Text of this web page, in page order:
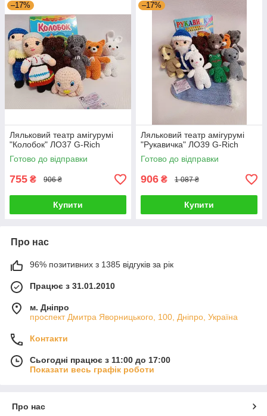
–17%
Ляльковий театр амігурумі
"Колобок" ЛО37 G-Rich
Готово до відправки
755 ₴ 906 ₴
Купити
–17%
Ляльковий театр амігурумі
"Рукавичка" ЛО39 G-Rich
Готово до відправки
906 ₴ 1 087 ₴
Купити
Про нас
96% позитивних з 1385 відгуків за рік
Працює з 31.01.2010
м. Дніпро
проспект Дмитра Яворницького, 100, Дніпро, Україна
Контакти
Сьогодні працює з 11:00 до 17:00
Показати весь графік роботи
Про нас